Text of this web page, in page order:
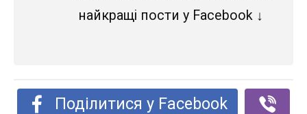
найкращі пости у Facebook ↓
Поділитися у Facebook